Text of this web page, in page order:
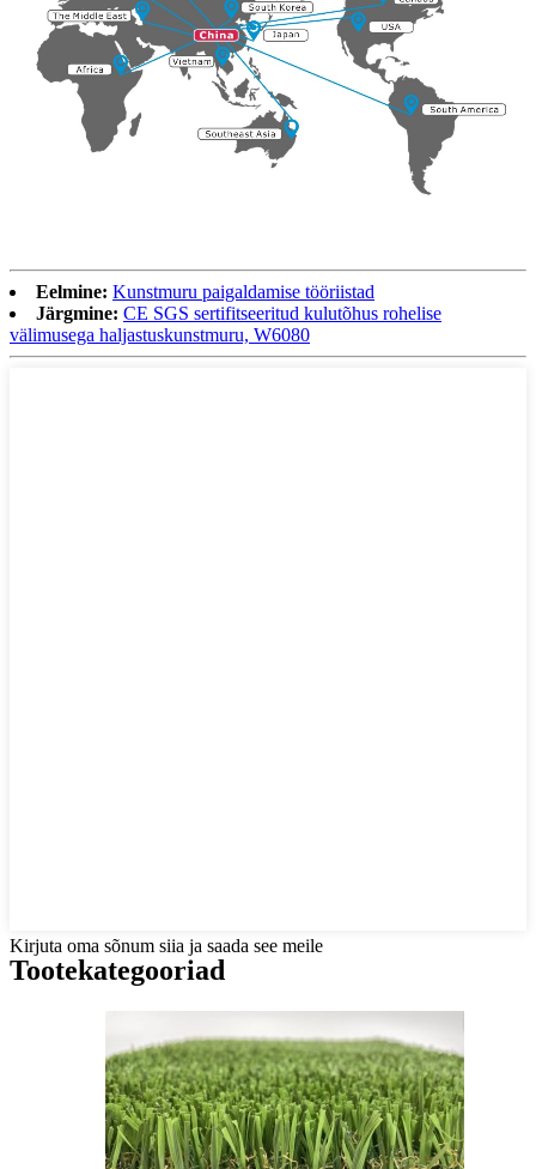
Eelmine: Kunstmuru paigaldamise tööriistad
Järgmine: CE SGS sertifitseeritud kulutõhus rohelise
välimusega haljastuskunstmuru, W6080
Kirjuta oma sõnum siia ja saada see meile
Tootekategooriad